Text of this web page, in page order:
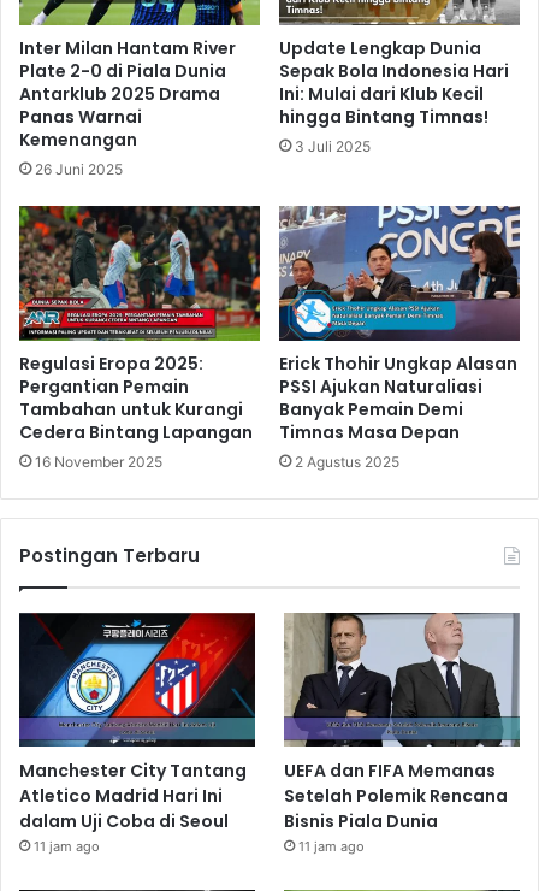
Inter Milan Hantam River
Plate 2-0 di Piala Dunia
Antarklub 2025 Drama
Panas Warnai
Kemenangan
26 Juni 2025
Update Lengkap Dunia
Sepak Bola Indonesia Hari
Ini: Mulai dari Klub Kecil
hingga Bintang Timnas!
3 Juli 2025
Regulasi Eropa 2025:
Pergantian Pemain
Tambahan untuk Kurangi
Cedera Bintang Lapangan
16 November 2025
Erick Thohir Ungkap Alasan
PSSI Ajukan Naturaliasi
Banyak Pemain Demi
Timnas Masa Depan
2 Agustus 2025
Postingan Terbaru
Manchester City Tantang
Atletico Madrid Hari Ini
dalam Uji Coba di Seoul
11 jam ago
UEFA dan FIFA Memanas
Setelah Polemik Rencana
Bisnis Piala Dunia
11 jam ago